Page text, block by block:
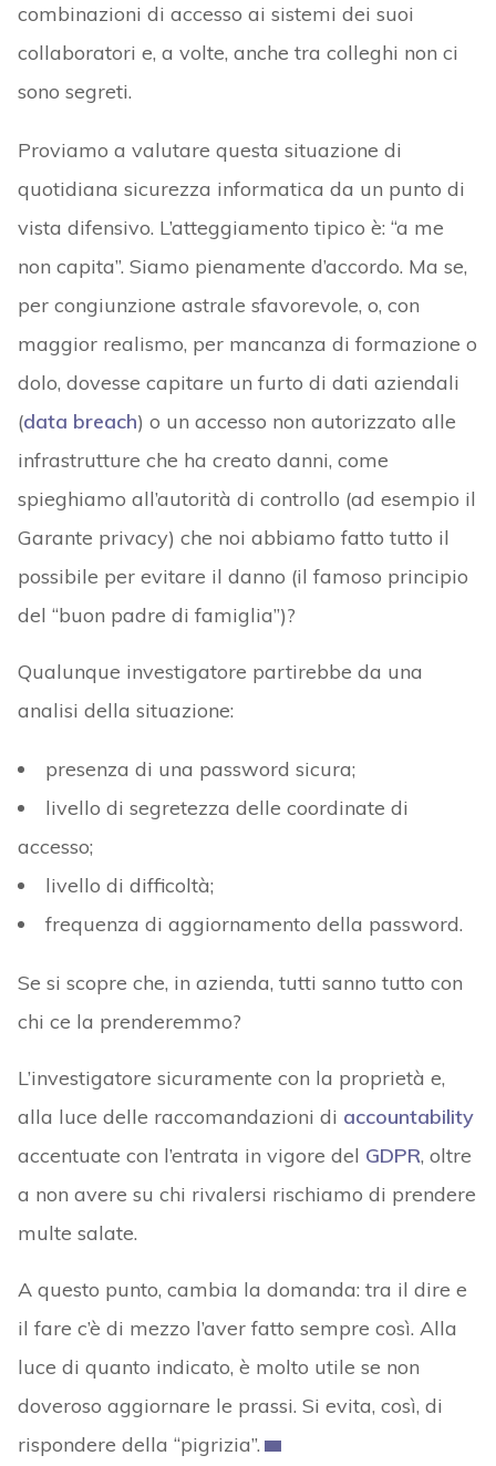
combinazioni di accesso ai sistemi dei suoi
collaboratori e, a volte, anche tra colleghi non ci
sono segreti.
Proviamo a valutare questa situazione di
quotidiana sicurezza informatica da un punto di
vista difensivo. L’atteggiamento tipico è: “a me
non capita”. Siamo pienamente d’accordo. Ma se,
per congiunzione astrale sfavorevole, o, con
maggior realismo, per mancanza di formazione o
dolo, dovesse capitare un furto di dati aziendali
(data breach) o un accesso non autorizzato alle
infrastrutture che ha creato danni, come
spieghiamo all’autorità di controllo (ad esempio il
Garante privacy) che noi abbiamo fatto tutto il
possibile per evitare il danno (il famoso principio
del “buon padre di famiglia”)?
Qualunque investigatore partirebbe da una
analisi della situazione:
presenza di una password sicura;
livello di segretezza delle coordinate di
accesso;
livello di difficoltà;
frequenza di aggiornamento della password.
Se si scopre che, in azienda, tutti sanno tutto con
chi ce la prenderemmo?
L’investigatore sicuramente con la proprietà e,
alla luce delle raccomandazioni di accountability
accentuate con l’entrata in vigore del GDPR, oltre
a non avere su chi rivalersi rischiamo di prendere
multe salate.
A questo punto, cambia la domanda: tra il dire e
il fare c’è di mezzo l’aver fatto sempre così. Alla
luce di quanto indicato, è molto utile se non
doveroso aggiornare le prassi. Si evita, così, di
rispondere della “pigrizia”.